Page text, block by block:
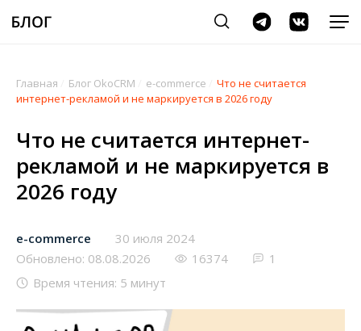
Главная Блог OkoCRM e-commerce
Что не считается
интернет-рекламой и не маркируется в 2026 году
Что не считается интернет-
рекламой и не маркируется в
2026 году
e-commerce
30 июля 2024
Обновлено: 08.08.2026
16374
1
Время чтения: 5 минут